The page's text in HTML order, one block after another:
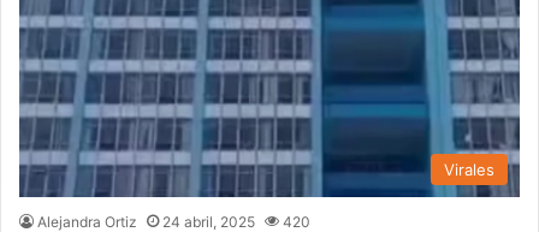
Virales
Alejandra Ortiz 24 abril, 2025 420